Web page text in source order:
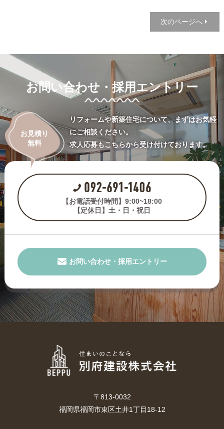
次のページへ
お問い合わせ・採用エントリー
リフォームや新築住宅について、まずはお気軽
にご相談ください。
求人応募もこちらから受け付けております。
お見積り
無料
【お電話受付時間】9:00~18:00
【定休日】土・日・祝日
お問い合わせ・採用エントリー
〒813-0032
福岡県福岡市東区土井1丁目18-12